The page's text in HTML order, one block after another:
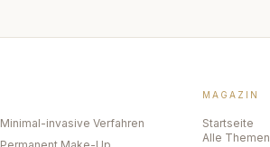
Minimal-invasive Verfahren
MAGAZIN
Startseite
Alle Themen